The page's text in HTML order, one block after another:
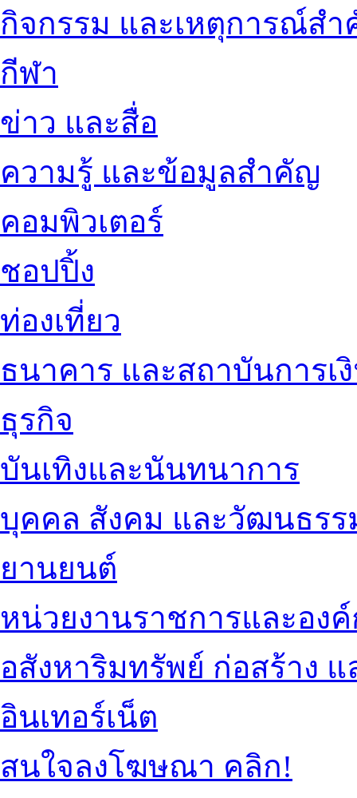
กิจกรรม และเหตุการณ์ส
กีฬา
ข่าว และสื่อ
ความรู้ และข้อมูลสำคัญ
คอมพิวเตอร์
ชอปปิ้ง
ท่องเที่ยว
ธนาคาร และสถาบันการเ
ธุรกิจ
บันเทิงและนันทนาการ
บุคคล สังคม และวัฒนธรร
ยานยนต์
หน่วยงานราชการและอง
อสังหาริมทรัพย์ ก่อสร้าง
อินเทอร์เน็ต
สนใจลงโฆษณา คลิก!